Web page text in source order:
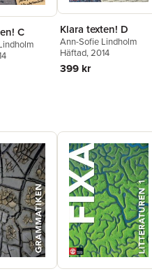
C Klara texten! D
Ann-Sofie Lindholm
Häftad, 2014
399 kr